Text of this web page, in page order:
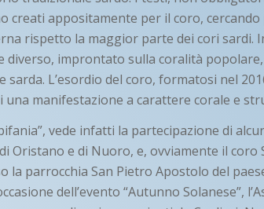
creati appositamente per il coro, cercando
rispetto la maggior parte dei cori sardi.
diverso, improntato sulla coralità
L’esordio del coro, formatosi nel
una manifestazione a carattere corale e
vede infatti la partecipazione di
Oristano e di Nuoro, e, ovviamente il coro
la parrocchia San Pietro Apostolo del
dell’evento “Autunno Solanese”,